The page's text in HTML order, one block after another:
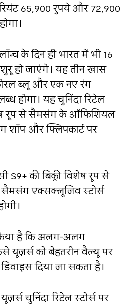
65,900 रुपये और 72,900
के दिन ही भारत में भी 16
शुरू हो जाएंगे। यह तीन खास
ब्लू और एक नए रंग
होगा। यह चुनिंदा रिटेल
रूप से सैमसंग के ऑफिशियल
शॉप और फ्लिपकार्ट पर
S9+ की बिक्री विशेष रूप से
सैमसंग एक्सक्लूजिव स्टोर्स
है कि अलग-अलग
यूज़र्स को बेहतरीन वैल्यू पर
दिया जा सकता है।
चुनिंदा रिटेल स्टोर्स पर